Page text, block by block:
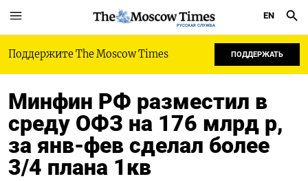
РУССКАЯ СЛУЖБА
EN
Поддержите The Moscow Times ПОДДЕРЖАТЬ
Минфин РФ разместил в
среду ОФЗ на 176 млрд р,
за янв-фев сделал более
3/4 плана 1кв